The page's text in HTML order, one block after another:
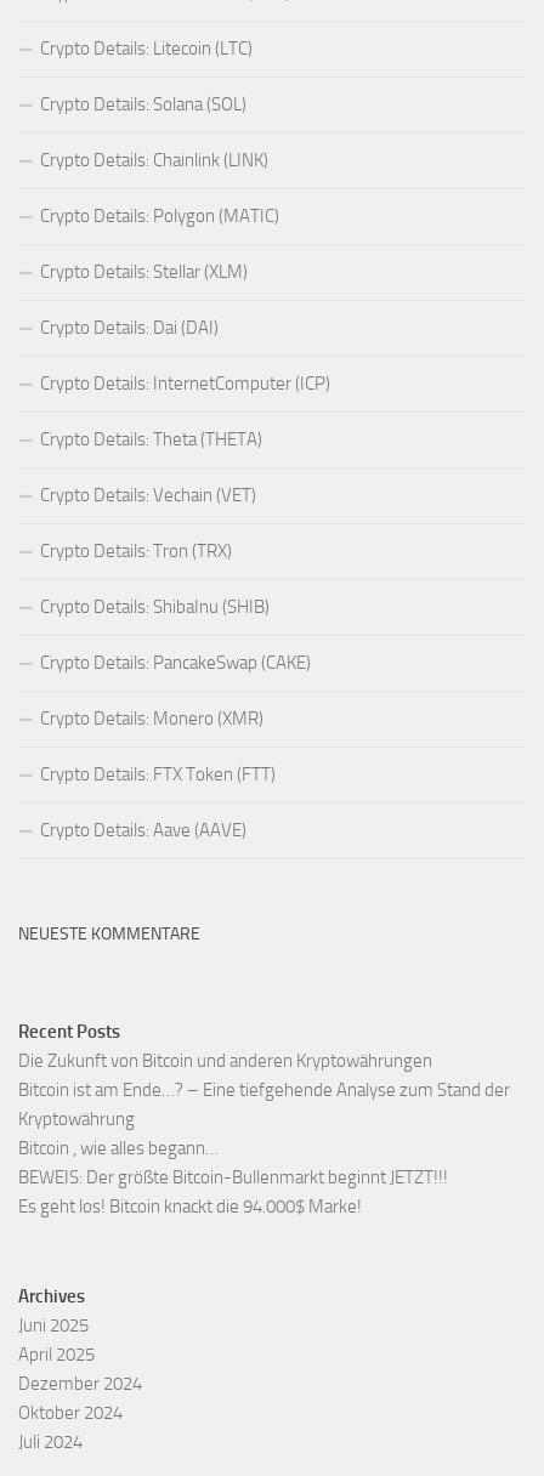
Crypto Details: Litecoin (LTC)
Crypto Details: Solana (SOL)
Crypto Details: Chainlink (LINK)
Crypto Details: Polygon (MATIC)
Crypto Details: Stellar (XLM)
Crypto Details: Dai (DAI)
Crypto Details: InternetComputer (ICP)
Crypto Details: Theta (THETA)
Crypto Details: Vechain (VET)
Crypto Details: Tron (TRX)
Crypto Details: ShibaInu (SHIB)
Crypto Details: PancakeSwap (CAKE)
Crypto Details: Monero (XMR)
Crypto Details: FTX Token (FTT)
Crypto Details: Aave (AAVE)
NEUESTE KOMMENTARE
Recent Posts
Die Zukunft von Bitcoin und anderen Kryptowährungen
Bitcoin ist am Ende…? – Eine tiefgehende Analyse zum Stand der
Kryptowährung
Bitcoin , wie alles begann…
BEWEIS: Der größte Bitcoin-Bullenmarkt beginnt JETZT!!!
Es geht los! Bitcoin knackt die 94.000$ Marke!
Archives
Juni 2025
April 2025
Dezember 2024
Oktober 2024
Juli 2024